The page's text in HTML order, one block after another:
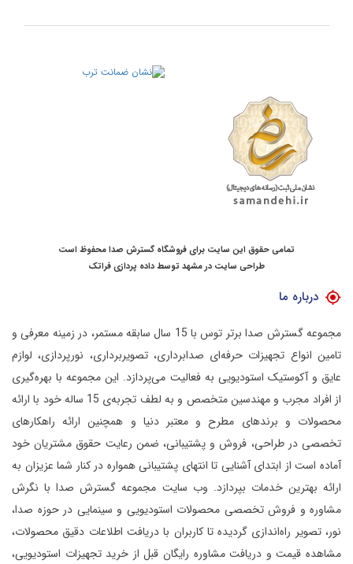
تمامی حقوق این سایت برای فروشگاه گسترش صدا محفوظ است
طراحی سایت در مشهد توسطداده پردازی فراتک
درباره ما
مجموعه گسترش صدا برتر توس با 15 سال سابقه مستمر، در زمینه معرفی و
تامین انواع تجهیزات حرفه‌ای صدابرداری، تصویربرداری، نورپردازی، لوازم
عایق و آکوستیک استودیویی به فعالیت می‌پردازد. این مجموعه با بهره‌گیری
از افراد مجرب و مهندسین متخصص و به لطف تجربه‌ی 15 ساله خود با ارائه
محصولات و برندهای مطرح و معتبر دنیا و همچنین ارائه راهکارهای
تخصصی در طراحی، فروش و پشتیبانی، ضمن رعایت حقوق مشتریان خود
آماده است از ابتدای آشنایی تا انتهای پشتیبانی همواره در کنار شما عزیزان به
ارائه بهترین خدمات بپردازد. وب سایت مجموعه گسترش صدا با نگرش
مشاوره و فروش تخصصی محصولات استودیویی و سینمایی در حوزه صدا،
نور، تصویر راه‌اندازی گردیده تا کاربران با دریافت اطلاعات دقیق محصولات،
مشاهده قیمت و دریافت مشاوره رایگان قبل از خرید تجهیزات استودیویی،